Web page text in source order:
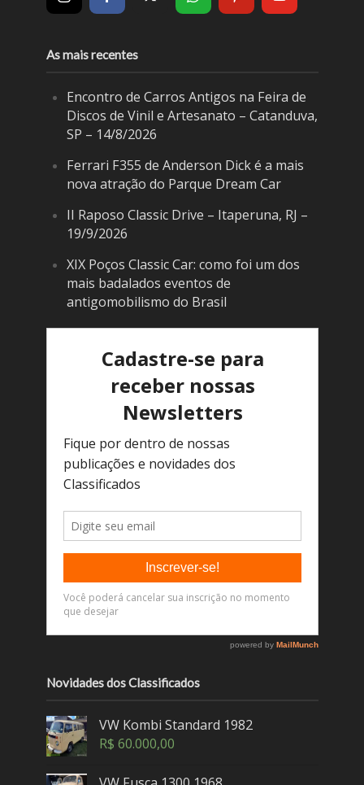
As mais recentes
Encontro de Carros Antigos na Feira de
Discos de Vinil e Artesanato – Catanduva,
SP – 14/8/2026
Ferrari F355 de Anderson Dick é a mais
nova atração do Parque Dream Car
II Raposo Classic Drive – Itaperuna, RJ –
19/9/2026
XIX Poços Classic Car: como foi um dos
mais badalados eventos de
antigomobilismo do Brasil
Novidades dos Classificados
VW Kombi Standard 1982
R$ 60.000,00